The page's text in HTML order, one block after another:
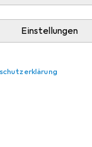
Einstellungen
+ Akkus Batterie